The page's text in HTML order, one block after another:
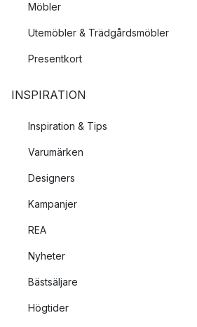
Möbler
Utemöbler & Trädgårdsmöbler
Presentkort
INSPIRATION
Inspiration & Tips
Varumärken
Designers
Kampanjer
REA
Nyheter
Bästsäljare
Högtider